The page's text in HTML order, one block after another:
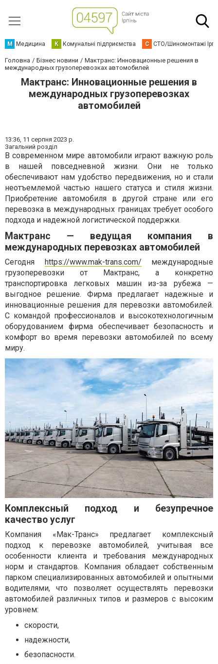
М Медицина К Комунальні підприємства С СТО/Шиномонтажі
Головна Бізнес новини
Мактранс: Инновационные решения в
международных грузоперевозках автомобилей
Мактранс: Инновационные решения в
международных грузоперевозках
автомобилей
13:36, 11 серпня 2023 р.
Загальний розділ
В современном мире автомобили играют важную роль
в нашей повседневной жизни. Они не только
обеспечивают нам удобство передвижения, но и стали
неотъемлемой частью нашего статуса и стиля жизни.
Приобретение автомобиля в другой стране или его
перевозка в международных границах требует особого
подхода и надежной логистической поддержки.
Мактранс — ведущая компания в
международных перевозках автомобилей
Сегодня https://www.mak-trans.com/ международные
грузоперевозки от Мактранс, а конкретно
транспортировка легковых машин из-за рубежа —
выгодное решение. Фирма предлагает надежные и
инновационные решения для перевозки автомобилей.
С командой профессионалов и высокотехнологичным
оборудованием фирма обеспечивает безопасность и
комфорт во время перевозки автомобилей по всему
миру.
Комплексный подход и безупречное
качество услуг
Компания «Мак-Транс» предлагает комплексный
подход к перевозке автомобилей, учитывая все
особенности клиента и требования международных
норм и стандартов. Компания обладает собственным
парком специализированных автомобилей и опытными
водителями, что позволяет осуществлять перевозки
автомобилей различных типов и размеров с высоким
уровнем:
скорости,
надежности,
безопасности.